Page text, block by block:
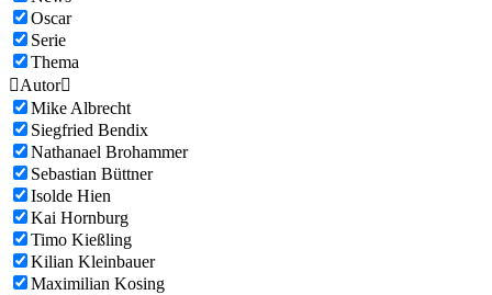
Oscar
Serie
Thema
Autor
Mike Albrecht
Siegfried Bendix
Nathanael Brohammer
Sebastian Büttner
Isolde Hien
Kai Hornburg
Timo Kießling
Kilian Kleinbauer
Maximilian Kosing